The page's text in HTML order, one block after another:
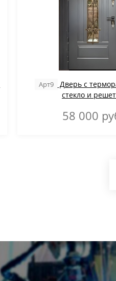
Арт9
Дверь с
стекло и
58 000